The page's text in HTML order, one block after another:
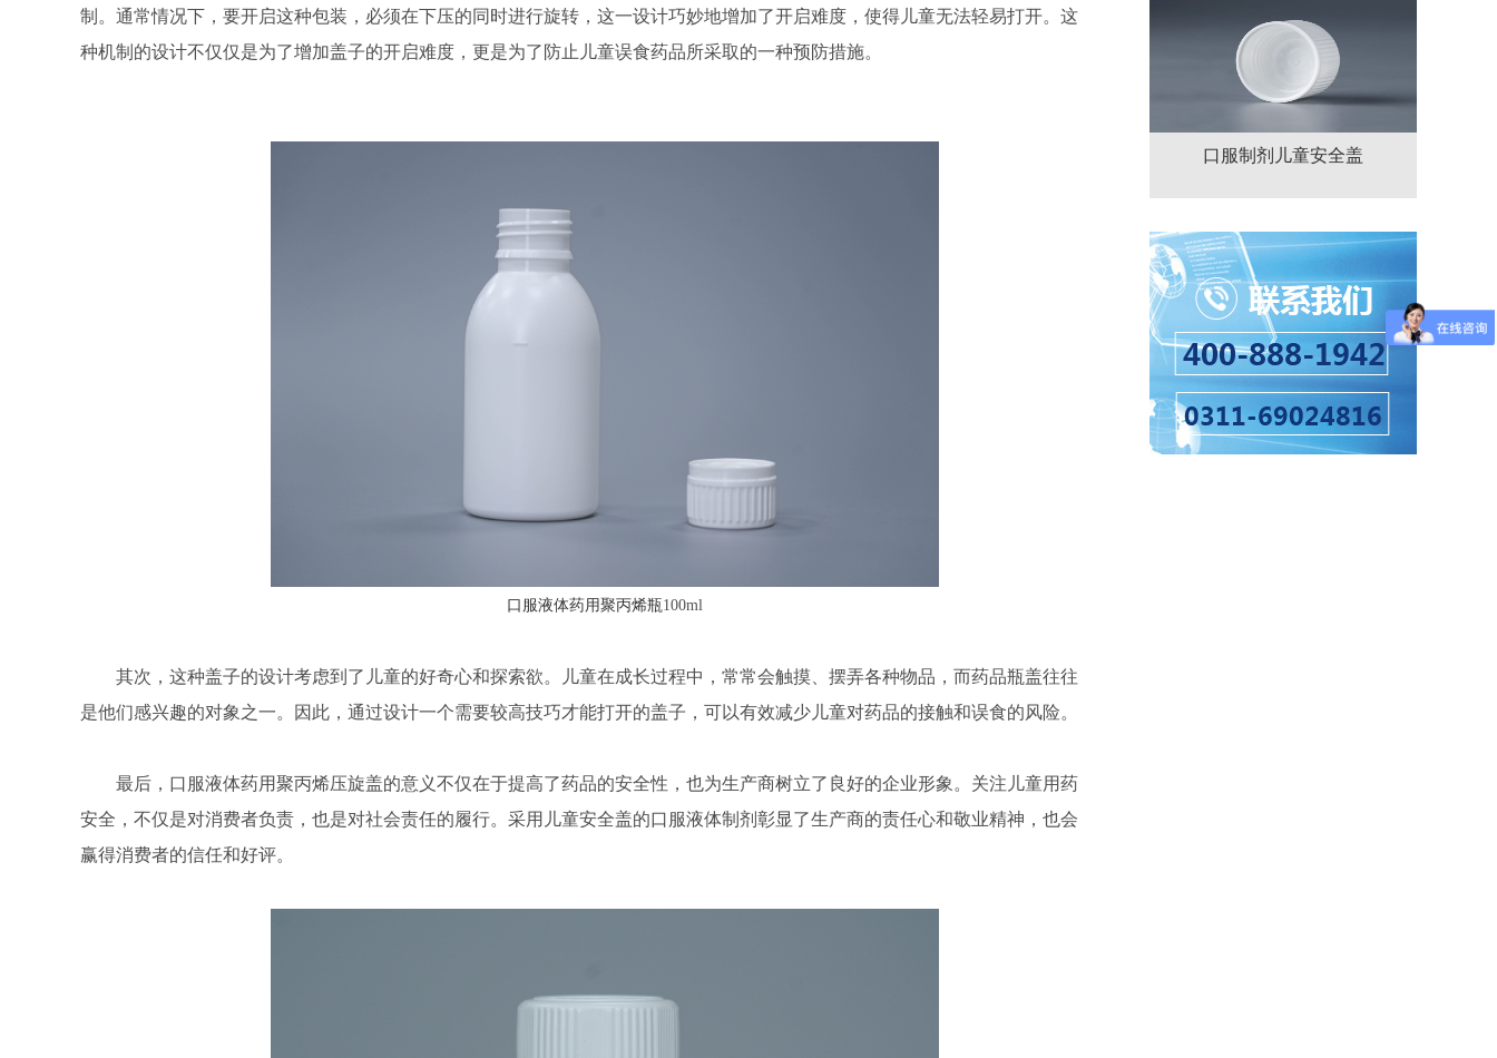
口服制剂儿童安全盖
制。通常情况下，要开启这种包装，必须在下压的同时进行旋转，这一设计巧妙地增加了开启难度，使得儿童无法轻易打开。这
种机制的设计不仅仅是为了增加盖子的开启难度，更是为了防止儿童误食药品所采取的一种预防措施。
口服液体药用聚丙烯瓶100ml
其次，这种盖子的设计考虑到了儿童的好奇心和探索欲。儿童在成长过程中，常常会触摸、摆弄各种物品，而药品瓶盖往往
是他们感兴趣的对象之一。因此，通过设计一个需要较高技巧才能打开的盖子，可以有效减少儿童对药品的接触和误食的风险。
最后，口服液体药用聚丙烯压旋盖的意义不仅在于提高了药品的安全性，也为生产商树立了良好的企业形象。关注儿童用药
安全，不仅是对消费者负责，也是对社会责任的履行。采用儿童安全盖的口服液体制剂彰显了生产商的责任心和敬业精神，也会
赢得消费者的信任和好评。